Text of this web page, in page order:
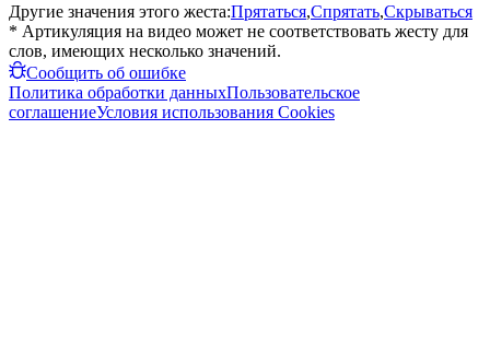
Другие значения этого жеста:Прятаться,Спрятать,Скрываться
* Артикуляция на видео может не соответствовать жесту для
слов, имеющих несколько значений.
Сообщить об ошибке
Политика обработки данныхПользовательское
соглашениеУсловия использования Cookies